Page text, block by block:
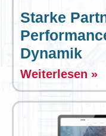
Starke
Dynamik
Weiterlesen »